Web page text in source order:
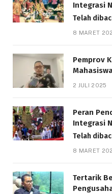
Integrasi
Telah
8 MARET
Pemprov
Bantuan
2 JULI 2025
Peran
Integrasi
Telah
8 MARET
Tertarik